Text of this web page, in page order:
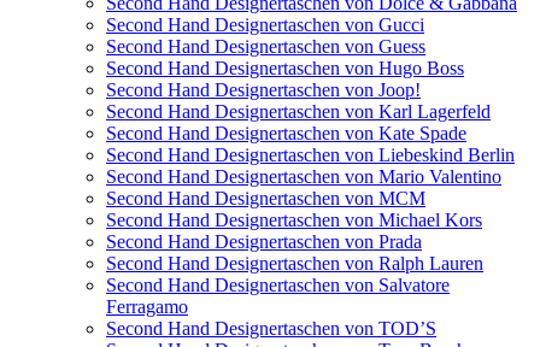
Second Hand Designertaschen von Gucci
Second Hand Designertaschen von Guess
Second Hand Designertaschen von Hugo Boss
Second Hand Designertaschen von Joop!
Second Hand Designertaschen von Karl Lagerfeld
Second Hand Designertaschen von Kate Spade
Second Hand Designertaschen von Liebeskind Berlin
Second Hand Designertaschen von Mario Valentino
Second Hand Designertaschen von MCM
Second Hand Designertaschen von Michael Kors
Second Hand Designertaschen von Prada
Second Hand Designertaschen von Ralph Lauren
Second Hand Designertaschen von Salvatore
Ferragamo
Second Hand Designertaschen von TOD’S